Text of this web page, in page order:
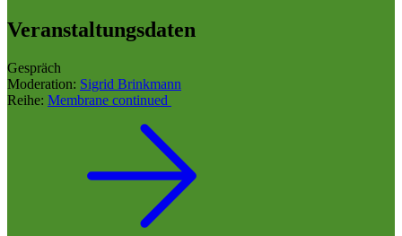
Veranstaltungsdaten
Gespräch
Moderation: Sigrid Brinkmann
Reihe: Membrane continued